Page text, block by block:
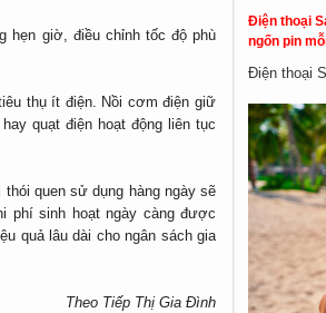
hẹn giờ, điều chỉnh tốc độ phù
thụ ít điện. Nồi cơm điện giữ
quạt điện hoạt động liên tục
quen sử dụng hàng ngày sẽ
phí sinh hoạt ngày càng được
quả lâu dài cho ngân sách gia
Theo Tiếp Thị Gia Đình
Điện thoại
ngốn pin
Điện thoại